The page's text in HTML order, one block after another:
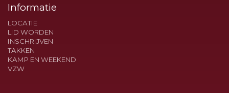
Informatie
LOCATIE
LID WORDEN
INSCHRIJVEN
TAKKEN
KAMP EN WEEKEND
VZW